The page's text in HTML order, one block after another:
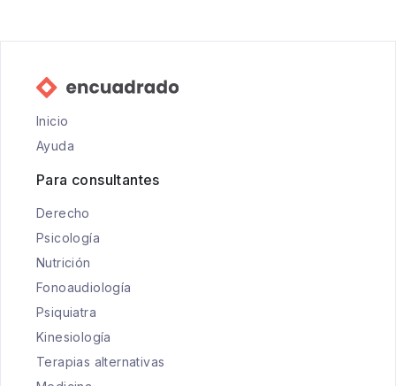
Inicio
Ayuda
Para consultantes
Derecho
Psicología
Nutrición
Fonoaudiología
Psiquiatra
Kinesiología
Terapias alternativas